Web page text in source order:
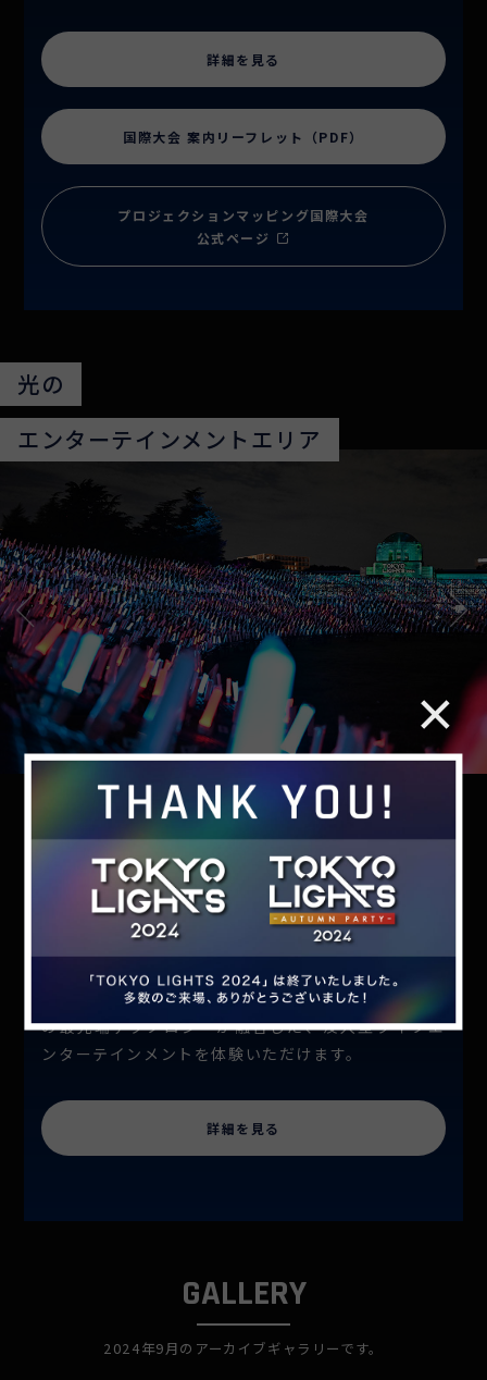
詳細を見る
国際大会 案内リーフレット（PDF）
プロジェクションマッピング国際大会
公式ページ
光の
エンターテインメントエリア
光の世界を旅する「光のエンターテインメントエリ
ア」
国内外で数々の大型イベントを手掛ける演出家 潤間
大仁氏総合演出のもと、日本を代表するクリエイタ
ーたちがTOKYOに結集。非日常感にあふれた壮大な
光の世界を創り上げます。
光のアートと、映像や音楽、パフォーマー、AIなど
の最先端テクノロジーが融合した、没入型ライブエ
ンターテインメントを体験いただけます。
詳細を見る
GALLERY
2024年9月のアーカイブギャラリーです。